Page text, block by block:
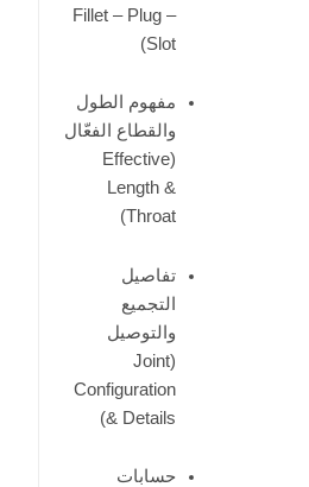
Fillet – Plug –
Slot)
مفهوم الطول
والقطاع الفعّال
(Effective
Length &
Throat)
تفاصيل
التجميع
والتوصيل
(Joint
Configuration
& Details)
حسابات